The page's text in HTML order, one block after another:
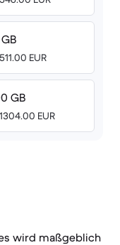
EUR
GB
EUR
wird maßgeblich